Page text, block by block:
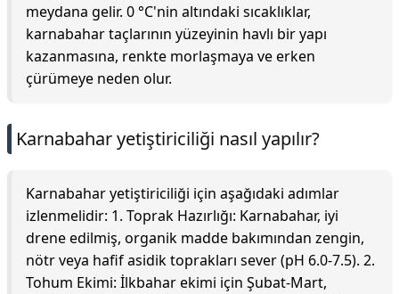
meydana gelir. 0 °C'nin altındaki sıcaklıklar,
karnabahar taçlarının yüzeyinin havlı bir yapı
kazanmasına, renkte morlaşmaya ve erken
çürümeye neden olur.
Karnabahar yetiştiriciliği nasıl yapılır?
Karnabahar yetiştiriciliği için aşağıdaki adımlar
izlenmelidir: 1. Toprak Hazırlığı: Karnabahar, iyi
drene edilmiş, organik madde bakımından zengin,
nötr veya hafif asidik toprakları sever (pH 6.0-7.5). 2.
Tohum Ekimi: İlkbahar ekimi için Şubat-Mart,